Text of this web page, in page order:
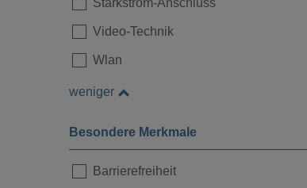
Starkstrom-Anschluss
Video-Technik
Wlan
weniger
Besondere Merkmale
Barrierefreiheit